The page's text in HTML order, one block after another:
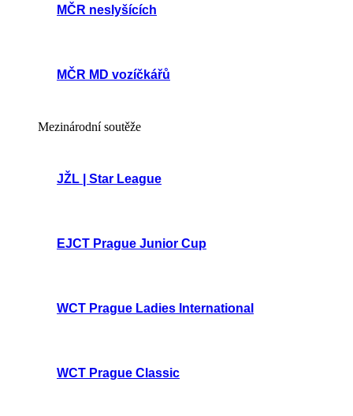
MČR neslyšících
MČR MD vozíčkářů
Mezinárodní soutěže
JŽL | Star League
EJCT Prague Junior Cup
WCT Prague Ladies International
WCT Prague Classic